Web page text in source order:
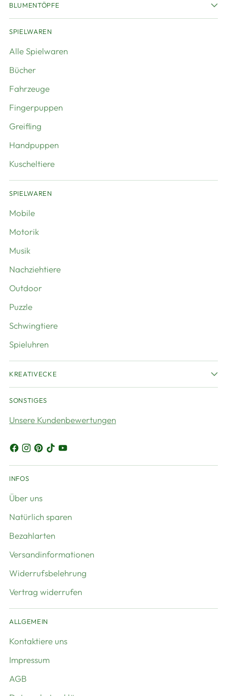
BLUMENTÖPFE
SPIELWAREN
Alle Spielwaren
Bücher
Fahrzeuge
Fingerpuppen
Greifling
Handpuppen
Kuscheltiere
SPIELWAREN
Mobile
Motorik
Musik
Nachziehtiere
Outdoor
Puzzle
Schwingtiere
Spieluhren
KREATIVECKE
SONSTIGES
Unsere Kundenbewertungen
INFOS
Über uns
Natürlich sparen
Bezahlarten
Versandinformationen
Widerrufsbelehrung
Vertrag widerrufen
ALLGEMEIN
Kontaktiere uns
Impressum
AGB